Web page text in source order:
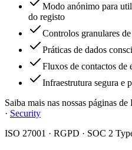
Modo anónimo para
do registo
Controlos granulares
Práticas de dados
Fluxos de contactos de
Infraestrutura segura e
Saiba mais nas nossas páginas
· Security
ISO 27001 · RGPD · SOC 2